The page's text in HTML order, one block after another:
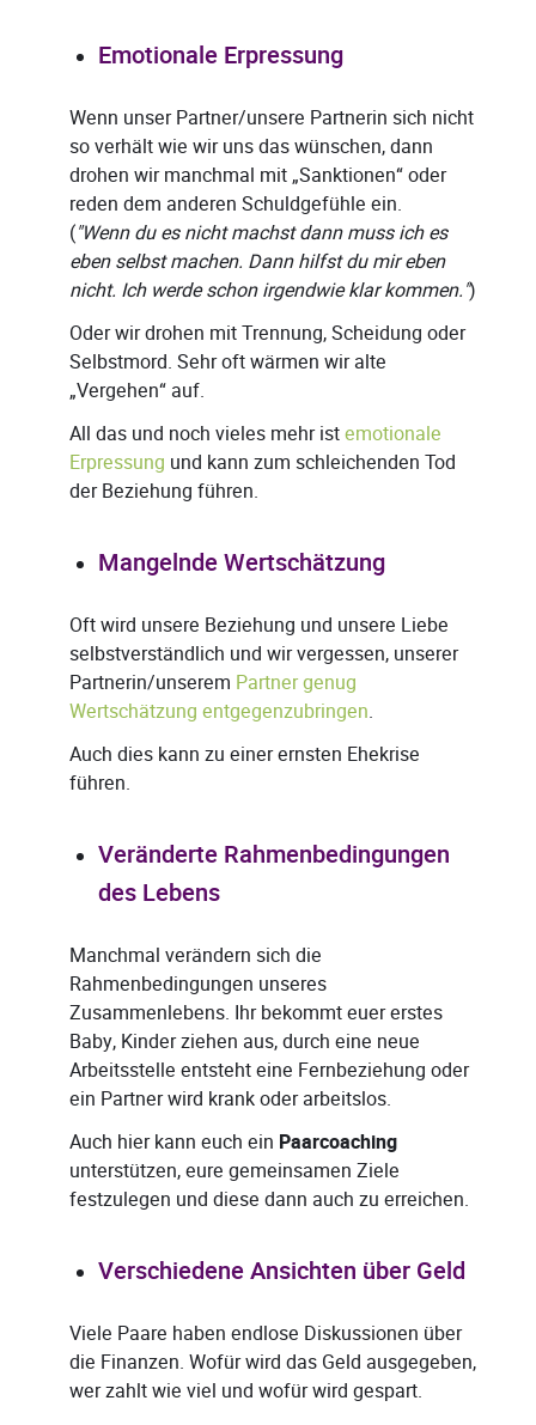
Emotionale Erpressung
Wenn unser Partner/unsere Partnerin sich nicht
so verhält wie wir uns das wünschen, dann
drohen wir manchmal mit „Sanktionen“ oder
reden dem anderen Schuldgefühle ein.
("Wenn du es nicht machst dann muss ich es
eben selbst machen. Dann hilfst du mir eben
nicht. Ich werde schon irgendwie klar kommen.")
Oder wir drohen mit Trennung, Scheidung oder
Selbstmord. Sehr oft wärmen wir alte
„Vergehen“ auf.
All das und noch vieles mehr istemotionale
Erpressung und kann zum schleichenden Tod
der Beziehung führen.
Mangelnde Wertschätzung
Oft wird unsere Beziehung und unsere Liebe
selbstverständlich und wir vergessen, unserer
Partnerin/unserem Partner genug
Wertschätzung entgegenzubringen.
Auch dies kann zu einer ernsten Ehekrise
führen.
Veränderte Rahmenbedingungen
des Lebens
Manchmal verändern sich die
Rahmenbedingungen unseres
Zusammenlebens. Ihr bekommt euer erstes
Baby, Kinder ziehen aus, durch eine neue
Arbeitsstelle entsteht eine Fernbeziehung oder
ein Partner wird krank oder arbeitslos.
Auch hier kann euch ein Paarcoaching
unterstützen, eure gemeinsamen Ziele
festzulegen und diese dann auch zu erreichen.
Verschiedene Ansichten über Geld
Viele Paare haben endlose Diskussionen über
die Finanzen. Wofür wird das Geld ausgegeben,
wer zahlt wie viel und wofür wird gespart.